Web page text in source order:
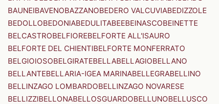
BAUNEIBAVENOBAZZANOBEDERO VALCUVIABEDIZZOLE
BEDOLLOBEDONIABEDULITABEEBEINASCOBEINETTE
BELCASTROBELFIOREBELFORTE ALL'ISAURO
BELFORTE DEL CHIENTIBELFORTE MONFERRATO
BELGIOIOSOBELGIRATEBELLABELLAGIOBELLANO
BELLANTEBELLARIA-IGEA MARINABELLEGRABELLINO
BELLINZAGO LOMBARDOBELLINZAGO NOVARESE
BELLIZZIBELLONABELLOSGUARDOBELLUNOBELLUSCO